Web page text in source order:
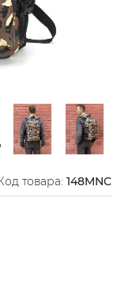
товара: 148MNC